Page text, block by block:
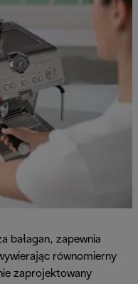
bałagan, zapewnia
równomierny
zaprojektowany